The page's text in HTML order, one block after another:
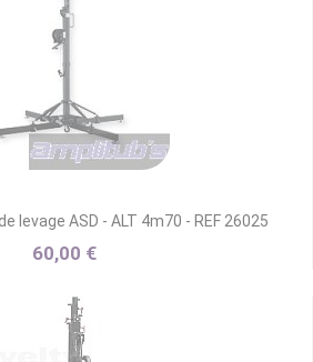
levage ASD - ALT 4m70 - REF 26025
60,00 €